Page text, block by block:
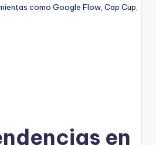
como Google Flow, Cap Cup,
en